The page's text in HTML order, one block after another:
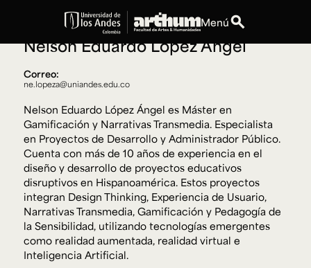
Menúsearch
Personas
Espacios expand_more
Explora ArteHum expand_more
Dirección
Calle 19A #1 - 37
Este. Bloque K.
Teléfono
[+57] (601) 339 4949
Nelson Eduardo López Ángel
Profesor de Cátedra Narrativas Digitales
Correo:
ne.lopeza@uniandes.edu.co
Nelson Eduardo López Ángel es Máster en
Gamificación y Narrativas Transmedia. Especialista
en Proyectos de Desarrollo y Administrador Público.
Cuenta con más de 10 años de experiencia en el
diseño y desarrollo de proyectos educativos
disruptivos en Hispanoamérica. Estos proyectos
integran Design Thinking, Experiencia de Usuario,
Narrativas Transmedia, Gamificación y Pedagogía de
la Sensibilidad, utilizando tecnologías emergentes
como realidad aumentada, realidad virtual e
Inteligencia Artificial.